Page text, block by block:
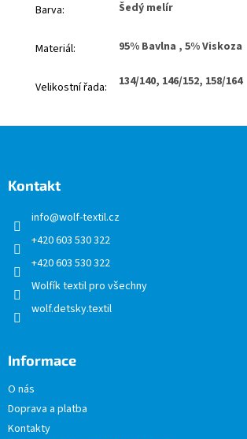
Barva: Šedý melír
Materiál: 95% Bavlna , 5% Viskoza
Velikostní řada: 134/140, 146/152, 158/164
Kontakt
info@wolf-textil.cz
+420 603 530 322
+420 603 530 322
Wolfík textil pro všechny
wolf.detsky.textil
Informace
O nás
Doprava a platba
Kontakty